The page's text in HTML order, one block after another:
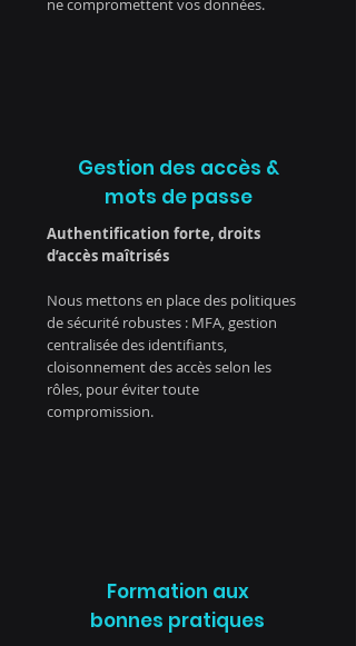
ne compromettent vos données.
Gestion des accès &
mots de passe
Authentification forte, droits
d’accès maîtrisés
Nous mettons en place des politiques
de sécurité robustes : MFA, gestion
centralisée des identifiants,
cloisonnement des accès selon les
rôles, pour éviter toute
compromission.
Formation aux
bonnes pratiques